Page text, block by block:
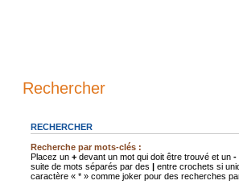
Rechercher
RECHERCHER
Recherche par mots-clés :
Placez un +devant un mot qui doit être trouvé et un -
suite de mots séparés par des |entre crochets si
caractère « * » comme joker pour des recherches